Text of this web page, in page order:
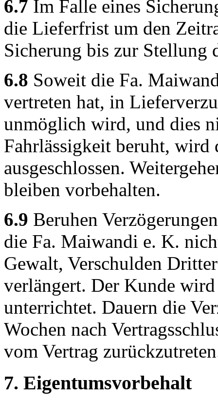
6.7 Im Falle eines
die Lieferfrist um den
Sicherung bis zur Stellung
6.8 Soweit die Fa.
vertreten hat, in
unmöglich wird, und dies
Fahrlässigkeit beruht, wird
ausgeschlossen.
bleiben vorbehalten.
6.9 Beruhen
die Fa. Maiwandi e. K.
Gewalt, Verschulden
verlängert. Der Kunde
unterrichtet. Dauern die
Wochen nach
vom Vertrag
7. Eigentumsvorbehalt